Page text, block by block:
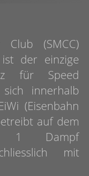
(SMCC)
der einzige
für Speed
innerhalb
(Eisenbahn
auf dem
1 Dampf
mit